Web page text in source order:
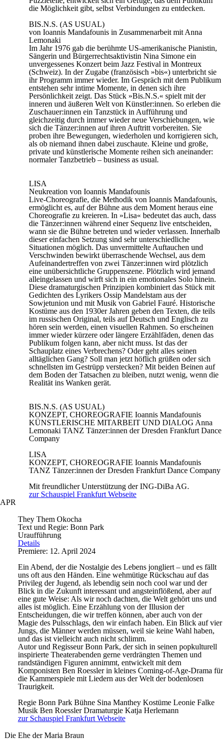
die Möglichkeit gibt, selbst Verbindungen zu entdecken.
BIS.N.S. (AS USUAL)
von Ioannis Mandafounis in Zusammenarbeit mit Anna
Lemonaki
Im Jahr 1976 gab die berühmte US-amerikanische Pianistin,
Sängerin und Bürgerrechtsaktivistin Nina Simone ein
unvergessenes Konzert beim Jazz Festival in Montreux
(Schweiz). In der Zugabe (französisch »bis«) unterbricht sie
ihr Programm immer wieder. Im Gespräch mit dem Publikum
entstehen sehr intime Momente, in denen sich ihre
Persönlichkeit zeigt. Das Stück »Bis.N.S.« spielt mit der
inneren und äußeren Welt von Künstler:innen. So erleben die
Zuschauer:innen ein Tanzstück in Aufführung und
gleichzeitig durch immer wieder neue Verschiebungen, wie
sich die Tänzer:innen auf ihren Auftritt vorbereiten. Sie
proben ihre Bewegungen, wiederholen und korrigieren sich,
als ob niemand ihnen dabei zuschaute. Kleine und große,
private und künstlerische Momente reihen sich aneinander:
normaler Tanzbetrieb – business as usual.
LISA
Neukreation von Ioannis Mandafounis
Live-Choreografie, die Methodik von Ioannis Mandafounis,
ermöglicht es, auf der Bühne aus dem Moment heraus eine
Choreografie zu kreieren. In »Lisa« bedeutet das auch, dass
die Tänzer:innen während einer Sequenz live entscheiden,
wann sie die Bühne betreten und wieder verlassen. Innerhalb
dieser einfachen Setzung sind sehr unterschiedliche
Situationen möglich. Das unvermittelte Auftauchen und
Verschwinden bewirkt überraschende Wechsel, aus dem
Aufeinandertreffen von zwei Tänzer:innen wird plötzlich
eine unübersichtliche Gruppenszene. Plötzlich wird jemand
alleingelassen und wirft sich in ein emotionales Solo hinein.
Diese dramaturgischen Prinzipien kombiniert das Stück mit
Gedichten des Lyrikers Ossip Mandelstam aus der
Sowjetunion und mit Musik von Gabriel Fauré. Historische
Kostüme aus den 1930er Jahren geben den Texten, die teils
im russischen Original, teils auf Deutsch und Englisch zu
hören sein werden, einen visuellen Rahmen. So erscheinen
immer wieder kürzere oder längere Erzählfäden, denen das
Publikum folgen kann, aber nicht muss. Ist das der
Schauplatz eines Verbrechens? Oder geht alles seinen
alltäglichen Gang? Soll man jetzt höflich grüßen oder sich
schnellsten im Gestrüpp verstecken? Mit beiden Beinen auf
dem Boden der Tatsachen zu bleiben, nutzt wenig, wenn die
Realität ins Wanken gerät.
BIS.N.S. (AS USUAL)
KONZEPT, CHOREOGRAFIE Ioannis Mandafounis
KÜNSTLERISCHE MITARBEIT UND DIALOG Anna
LemonakiTANZ Tänzer:innen der Dresden Frankfurt Dance
Company
LISA
KONZEPT, CHOREOGRAFIE Ioannis Mandafounis
TANZTänzer:innen der Dresden Frankfurt Dance Company
Mit freundlicher Unterstützung der ING-DiBa AG.
zur Schauspiel Frankfurt Webseite
APR
They Them Okocha
Text und Regie: Bonn Park
Uraufführung
Details
Premiere: 12. April 2024
Ein Abend, der die Nostalgie des Lebens jongliert – und es fällt
uns oft aus den Händen. Eine wehmütige Rückschau auf das
Privileg der Jugend, als lebendig sein noch cool war und der
Blick in die Zukunft interessant und angsteinflößend, aber auf
eine gute Weise: Als wir noch dachten, die Welt gehört uns und
alles ist möglich. Eine Erzählung von der Illusion der
Entscheidungen, die wir treffen können, aber auch von der
Magie des Pulsschlags, den wir einfach haben. Ein Blick auf vier
Jungs, die Männer werden müssen, weil sie keine Wahl haben,
und das ist vielleicht auch nicht schlimm.
Autor und Regisseur Bonn Park, der sich in seinen popkulturell
inspirierte Theaterabenden gerne verdrängten Themen und
randständigen Figuren annimmt, entwickelt mit dem
Komponisten Ben Roessler in kleines Coming-of-Age-Drama für
die Kammerspiele mit Liedern aus der Welt der bodenlosen
Traurigkeit.
RegieBonn Park Bühne Sina Manthey KostümeLeonie Falke
Musik Ben RoesslerDramaturgieKatja Herlemann
zur Schauspiel Frankfurt Webseite
Die Ehe der Maria Braun